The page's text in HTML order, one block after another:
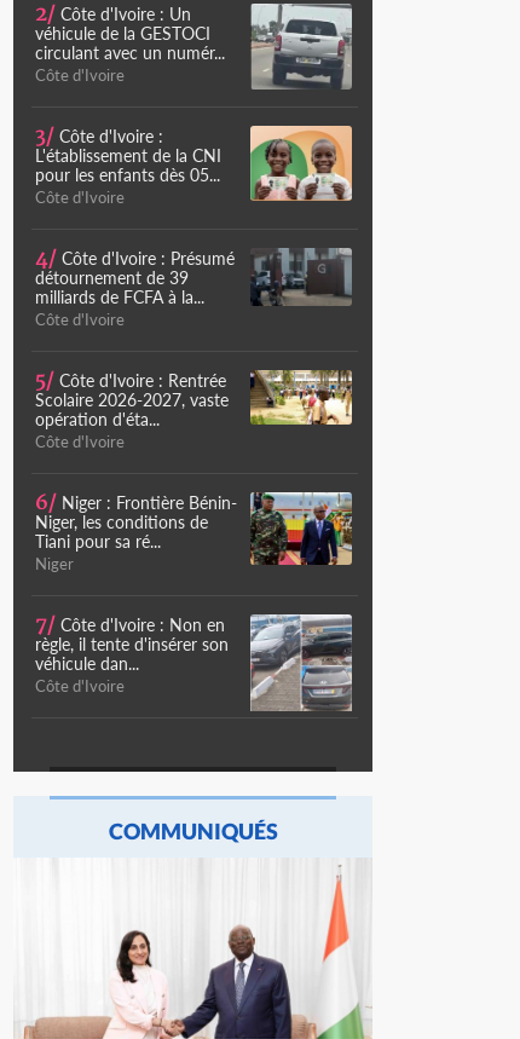
2/ Côte d'Ivoire : Un
véhicule de la GESTOCI
circulant avec un numér...
Côte d'Ivoire
3/ Côte d'Ivoire :
L'établissement de la CNI
pour les enfants dès 05...
Côte d'Ivoire
4/ Côte d'Ivoire : Présumé
détournement de 39
milliards de FCFA à la...
Côte d'Ivoire
5/ Côte d'Ivoire : Rentrée
Scolaire 2026-2027, vaste
opération d'éta...
Côte d'Ivoire
6/ Niger : Frontière Bénin-
Niger, les conditions de
Tiani pour sa ré...
Niger
7/ Côte d'Ivoire : Non en
règle, il tente d'insérer son
véhicule dan...
Côte d'Ivoire
COMMUNIQUÉS